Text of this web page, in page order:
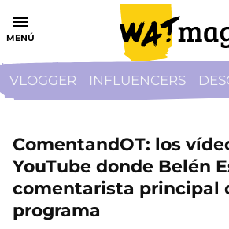
MENÚ
VLOGGER INFLUENCERS
ComentandOT: los
YouTube donde Belén
comentarista principal
programa